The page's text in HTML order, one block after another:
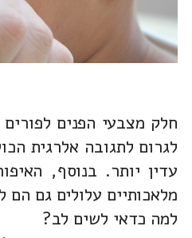
חלק מצבעי הפנים
לגרום לתגובה אלרגית
עדין יותר. בנוסף,
מלאכותיים עלולים גם הם
למה כדאי לשים לב?